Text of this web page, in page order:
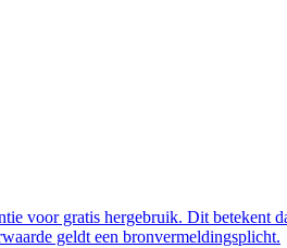
voor gratis hergebruik. Dit betekent
geldt een bronvermeldingsplicht.